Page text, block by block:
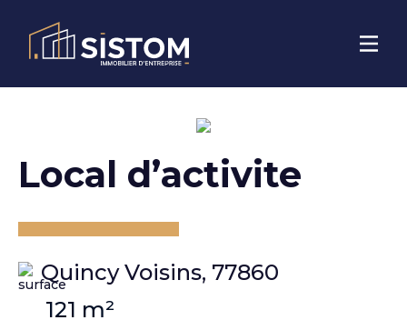
local d’activite
Quincy Voisins, 77860
121 m²